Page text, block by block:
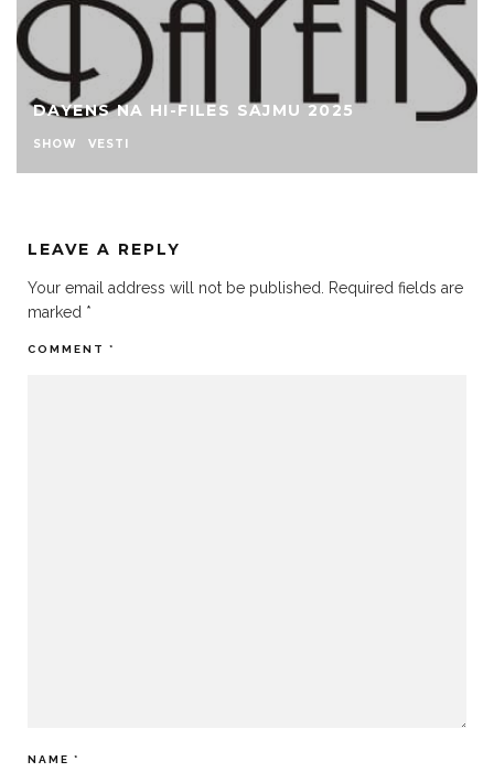
DAYENS NA HI-FILES SAJMU 2025
SHOW VESTI
LEAVE A REPLY
Your email address will not be published. Required fields are
marked *
COMMENT *
NAME *